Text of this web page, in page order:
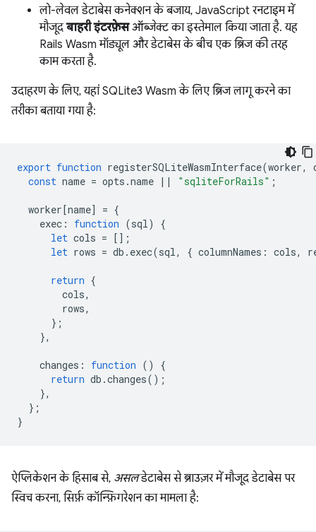
लो-लेवल डेटाबेस कनेक्शन के बजाय, JavaScript रनटाइम में
मौजूदबाहरी इंटरफ़ेसऑब्जेक्ट का इस्तेमाल किया जाता है. यह
Rails Wasm मॉड्यूल और डेटाबेस के बीच एक ब्रिज की तरह
काम करता है.
उदाहरण के लिए, यहां SQLite3 Wasm के लिए ब्रिज लागू करने का
तरीका बताया गया है:
export function registerSQLiteWasmInterface(worker,
const name = opts .name || "sqliteForRails" ;
worker[name] = {
exec : function (sql)
{
let cols = [];
let rows = db . exec(sql, { columnNames : cols,
return {
cols,
rows,
};
},
changes : function ()
{
return db .changes();
},
};
}
ऐप्लिकेशन के हिसाब से, असलडेटाबेस से ब्राउज़र में मौजूद डेटाबेस पर
स्विच करना, सिर्फ़ कॉन्फ़िगरेशन का मामला है: